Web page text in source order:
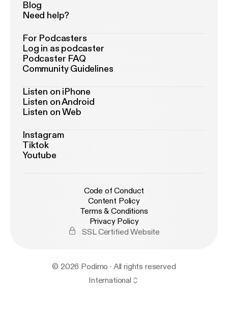
Blog
Need help?
For Podcasters
Log in as podcaster
Podcaster FAQ
Community Guidelines
Listen on iPhone
Listen on Android
Listen on Web
Instagram
Tiktok
Youtube
Code of Conduct
Content Policy
Terms & Conditions
Privacy Policy
SSL Certified Website
© 2026 Podimo · All rights reserved
International